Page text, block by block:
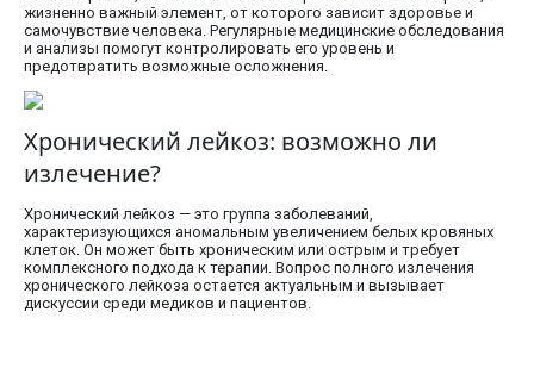
жизненно важный элемент, от которого зависит здоровье и
самочувствие человека. Регулярные медицинские обследования
и анализы помогут контролировать его уровень и
предотвратить возможные осложнения.
Хронический лейкоз: возможно ли
излечение?
Хронический лейкоз — это группа заболеваний,
характеризующихся аномальным увеличением белых кровяных
клеток. Он может быть хроническим или острым и требует
комплексного подхода к терапии. Вопрос полного излечения
хронического лейкоза остается актуальным и вызывает
дискуссии среди медиков и пациентов.